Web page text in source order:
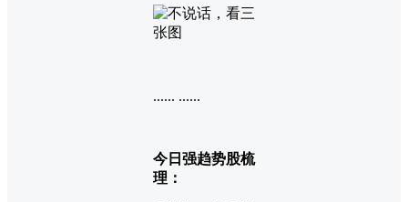
...... ......
今日强趋势股梳
理：